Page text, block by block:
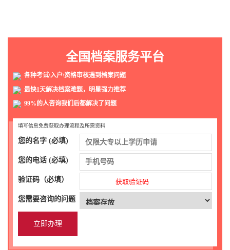
全国档案服务平台
各种考试\入户\资格审核遇到档案问题
最快1天解决档案难题，明星强力推荐
99%的人咨询我们后都解决了问题
填写信息免费获取办理流程及所需资料
您的名字 (必填)
您的电话 (必填)
验证码（必填） 获取验证码
您需要咨询的问题